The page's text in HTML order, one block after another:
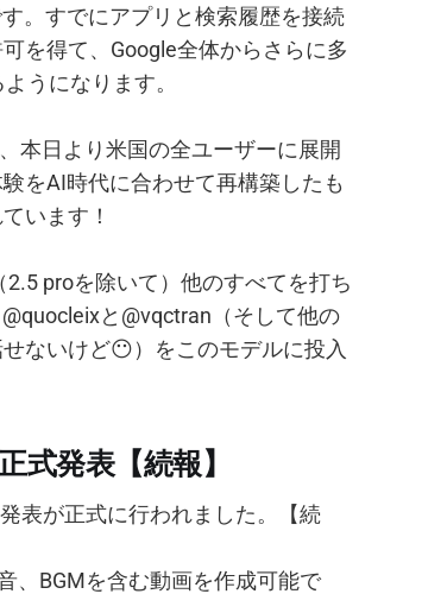
。すでにアプリと検索履歴を接続
を得て、Google全体からさらに多
うになります。
本日より米国の全ユーザーに展開
をAI時代に合わせて再構築したも
います！
proを除いて）他のすべてを打ち
と@vqctran（そして他の
ないけど😶）をこのモデルに投入
発表【続報】
表が正式に行われました。【続
、BGMを含む動画を作成可能で